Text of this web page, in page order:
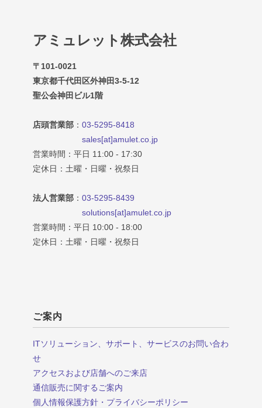
アミュレット株式会社
〒101-0021
東京都千代田区外神田3-5-12
聖公会神田ビル1階
店頭営業部 ： 03-5295-8418
sales[at]amulet.co.jp
営業時間：平日 11:00 - 17:30
定休日：土曜・日曜・祝祭日
法人営業部 ： 03-5295-8439
solutions[at]amulet.co.jp
営業時間：平日 10:00 - 18:00
定休日：土曜・日曜・祝祭日
ご案内
ITソリューション、サポート、サービスのお問い合わ
せ
アクセスおよび店舗へのご来店
通信販売に関するご案内
個人情報保護方針・プライバシーポリシー